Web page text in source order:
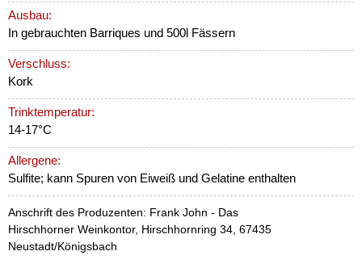
Ausbau:
In gebrauchten Barriques und 500l Fässern
Verschluss:
Kork
Trinktemperatur:
14-17°C
Allergene:
Sulfite; kann Spuren von Eiweiß und Gelatine enthalten
Anschrift des Produzenten: Frank John - Das
Hirschhorner Weinkontor, Hirschhornring 34, 67435
Neustadt/Königsbach